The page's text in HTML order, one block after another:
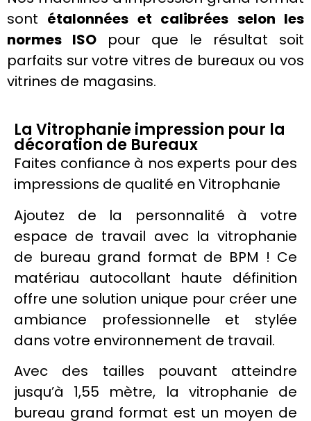
sont étalonnées et calibrées selon les
normes ISO pour que le résultat soit
parfaits sur votre vitres de bureaux ou vos
vitrines de magasins.
La Vitrophanie impression pour la
décoration de Bureaux
Faites confiance à nos experts pour des
impressions de qualité en Vitrophanie
Ajoutez de la personnalité à votre
espace de travail avec la vitrophanie
de bureau grand format de BPM ! Ce
matériau autocollant haute définition
offre une solution unique pour créer une
ambiance professionnelle et stylée
dans votre environnement de travail.
Avec des tailles pouvant atteindre
jusqu’à 1,55 mètre, la vitrophanie de
bureau grand format est un moyen de